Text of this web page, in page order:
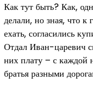
Как тут быть? Как,
делали, но зная, что к
ехать, согласились
Отдал Иван-царевич
них плату – с каждой
братья разными